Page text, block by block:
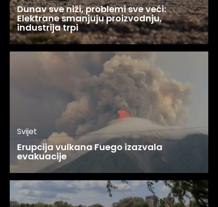
Dunav sve niži, problemi sve veći:
Elektrane smanjuju proizvodnju,
industrija trpi
Svijet
Erupcija vulkana Fuego izazvala
evakuacije